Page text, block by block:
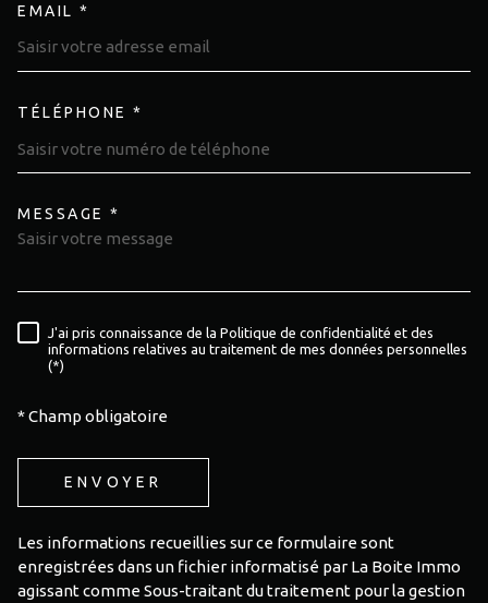
EMAIL *
TÉLÉPHONE *
MESSAGE *
RÈGLEMENTATION
J'ai pris connaissance de la Politique de confidentialité et des
informations relatives au traitement de mes données personnelles
(*)
* Champ obligatoire
ENVOYER
Les informations recueillies sur ce formulaire sont
enregistrées dans un fichier informatisé par La Boite Immo
agissant comme Sous-traitant du traitement pour la gestion